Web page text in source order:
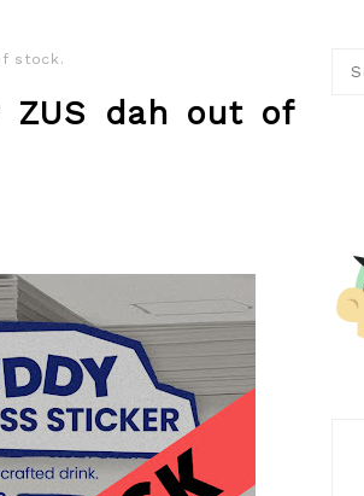
stock.
ZUS dah out of